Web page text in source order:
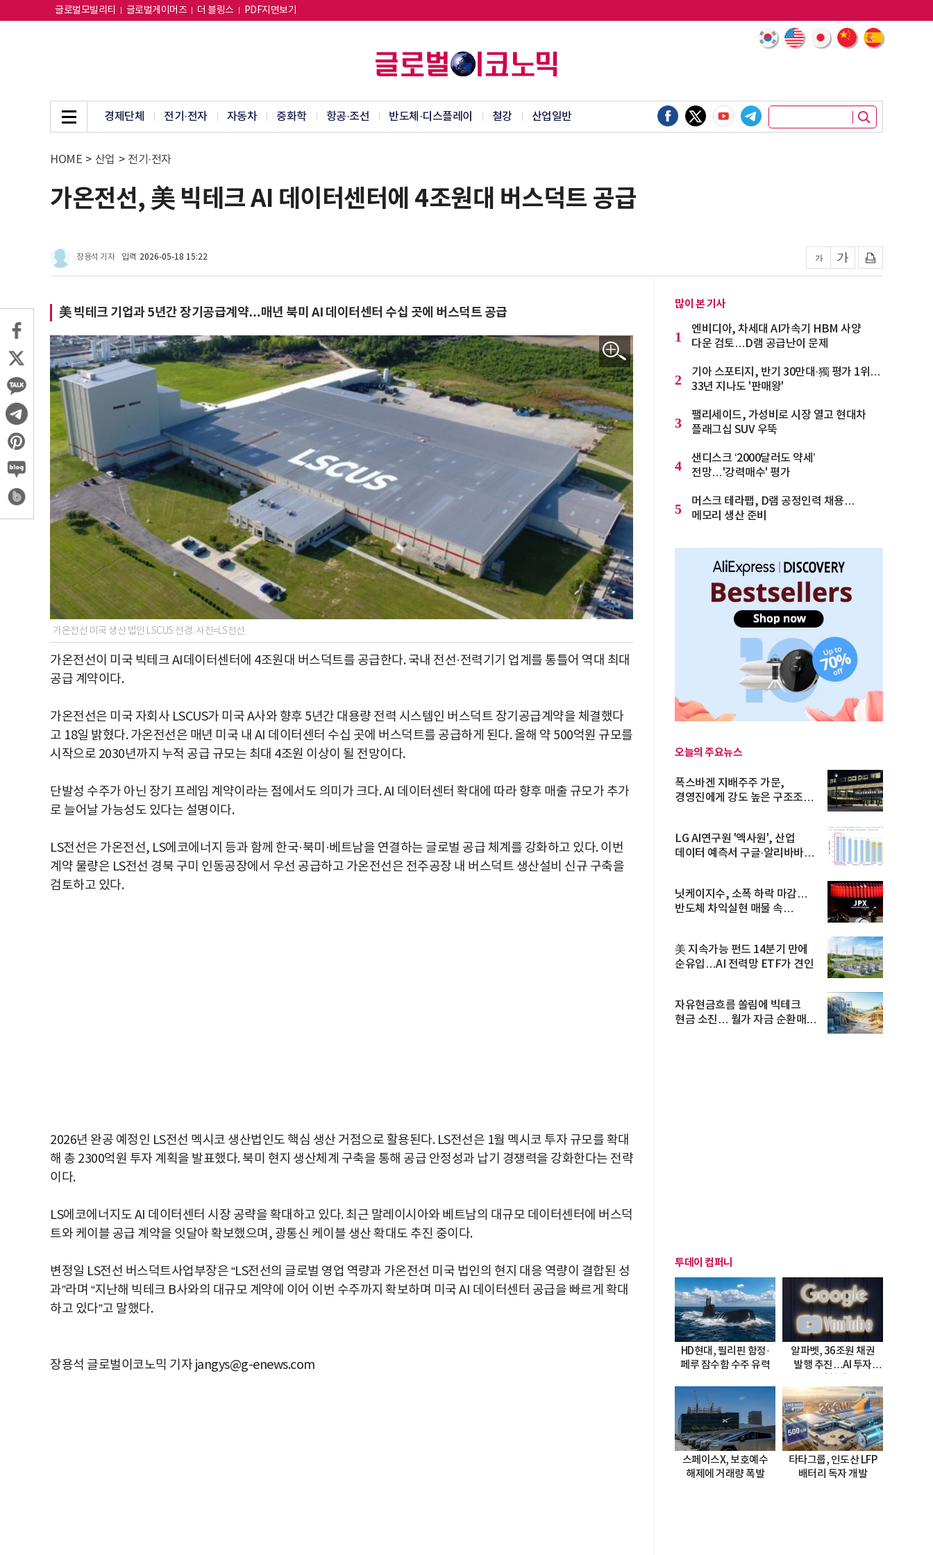
글로벌모빌리티 글로벌게이머즈 더 블링스 PDF지면보기
경제단체 전기·전자 자동차 중화학 항공·조선 반도체·디스플레이 철강 산업일반
HOME > 산업 > 전기·전자
가온전선, 美 빅테크 AI 데이터센터에 4조원대 버스덕트 공급
장용석 기자 입력 2026-05-18 15:22
美 빅테크 기업과 5년간 장기공급계약…매년 북미 AI 데이터센터 수십 곳에 버스덕트 공급
가온전선 미국 생산 법인 LSCUS 전경. 사진=LS전선
가온전선이 미국 빅테크 AI데이터센터에 4조원대 버스덕트를 공급한다. 국내 전선·전력기기 업계를 통틀어 역대 최대
공급 계약이다.
가온전선은 미국 자회사 LSCUS가 미국 A사와 향후 5년간 대용량 전력 시스템인 버스덕트 장기공급계약을 체결했다
고 18일 밝혔다. 가온전선은 매년 미국 내 AI 데이터센터 수십 곳에 버스덕트를 공급하게 된다. 올해 약 500억원 규모를
시작으로 2030년까지 누적 공급 규모는 최대 4조원 이상이 될 전망이다.
단발성 수주가 아닌 장기 프레임 계약이라는 점에서도 의미가 크다. AI 데이터센터 확대에 따라 향후 매출 규모가 추가
로 늘어날 가능성도 있다는 설명이다.
LS전선은 가온전선, LS에코에너지 등과 함께 한국·북미·베트남을 연결하는 글로벌 공급 체계를 강화하고 있다. 이번
계약 물량은 LS전선 경북 구미 인동공장에서 우선 공급하고 가온전선은 전주공장 내 버스덕트 생산설비 신규 구축을
검토하고 있다.
2026년 완공 예정인 LS전선 멕시코 생산법인도 핵심 생산 거점으로 활용된다. LS전선은 1월 멕시코 투자 규모를 확대
해 총 2300억원 투자 계획을 발표했다. 북미 현지 생산체계 구축을 통해 공급 안정성과 납기 경쟁력을 강화한다는 전략
이다.
LS에코에너지도 AI 데이터센터 시장 공략을 확대하고 있다. 최근 말레이시아와 베트남의 대규모 데이터센터에 버스덕
트와 케이블 공급 계약을 잇달아 확보했으며, 광통신 케이블 생산 확대도 추진 중이다.
변정일 LS전선 버스덕트사업부장은 “LS전선의 글로벌 영업 역량과 가온전선 미국 법인의 현지 대응 역량이 결합된 성
과”라며 “지난해 빅테크 B사와의 대규모 계약에 이어 이번 수주까지 확보하며 미국 AI 데이터센터 공급을 빠르게 확대
하고 있다”고 말했다.
장용석 글로벌이코노믹 기자 jangys@g-enews.com
많이 본 기사
1
엔비디아, 차세대 AI가속기 HBM 사양
다운 검토…D램 공급난이 문제
2
기아 스포티지, 반기 30만대·獨 평가 1위…
33년 지나도 '판매왕'
3
팰리세이드, 가성비로 시장 열고 현대차
플래그십 SUV 우뚝
4
샌디스크 ‘2000달러도 약세’
전망…'강력매수' 평가
5
머스크 테라팹, D램 공정인력 채용…
메모리 생산 준비
오늘의 주요뉴스
폭스바겐 지배주주 가문,
경영진에게 강도 높은 구조조정
LG AI연구원 '엑사원', 산업
데이터 예측서 구글·알리바바
닛케이지수, 소폭 하락 마감…
반도체 차익실현 매물 속
美 지속가능 펀드 14분기 만에
순유입…AI 전력망 ETF가 견인
자유현금흐름 쏠림에 빅테크
현금 소진… 월가 자금 순환매
투데이 컴퍼니
HD현대, 필리핀 함정·
페루 잠수함 수주 유력
알파벳, 36조원 채권
발행 추진…AI 투자
스페이스X, 보호예수
해제에 거래량 폭발
타타그룹, 인도산 LFP
배터리 독자 개발